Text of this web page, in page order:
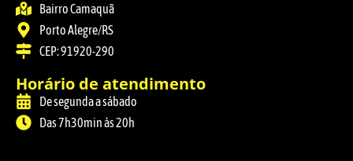
Bairro Camaquã
Porto Alegre/RS
CEP: 91920-290
Horário de atendimento
De segunda a sábado
Das 7h30min às 20h